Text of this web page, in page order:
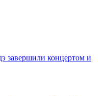
завершили концертом и